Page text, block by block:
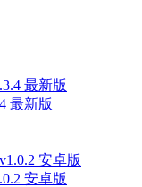
最新版
安卓版